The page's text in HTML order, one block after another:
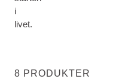
i
livet.
8 PRODUKTER